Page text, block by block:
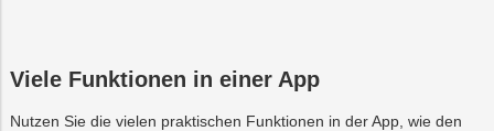
Services
Viele Funktionen in einer App
Nutzen Sie die vielen praktischen Funktionen in der App, wie den